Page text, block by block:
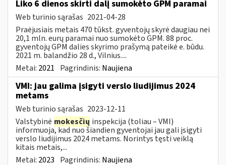
Liko 6 dienos skirti dalį sumokėto GPM paramai
Web turinio sąrašas 2021-04-28
Praėjusiais metais 470 tūkst. gyventojų skyrė daugiau nei
20,1 mln. eurų paramai nuo sumokėto GPM. 88 proc.
gyventojų GPM dalies skyrimo prašymą pateikė e. būdu.
2021 m. balandžio 28 d., Vilnius....
Metai: 2021 Pagrindinis: Naujiena
VMI: jau galima įsigyti verslo liudijimus 2024
metams
Web turinio sąrašas 2023-12-11
Valstybinė mokesčių inspekcija (toliau – VMI)
informuoja, kad nuo šiandien gyventojai jau gali įsigyti
verslo liudijimus 2024 metams. Norintys tęsti veiklą
kitais metais,...
Metai: 2023 Pagrindinis: Naujiena